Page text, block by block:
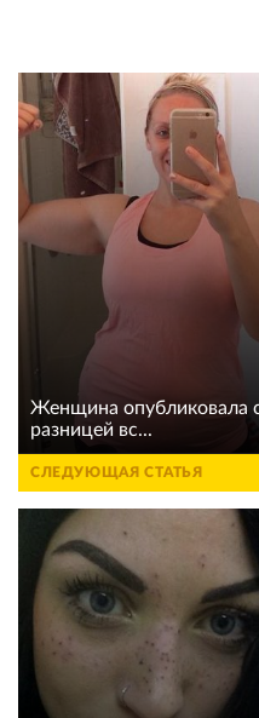
Женщина опубликовала
разницей вс...
СЛЕДУЮЩАЯ СТАТЬЯ